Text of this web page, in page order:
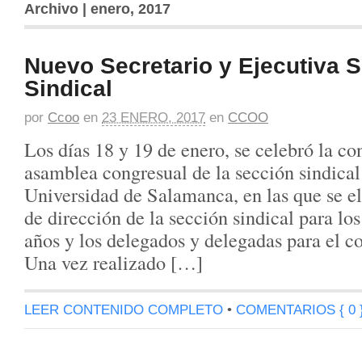
Archivo | enero, 2017
Nuevo Secretario y Ejecutiva
Sindical
por Ccoo en 23 ENERO, 2017 en CCOO
Los días 18 y 19 de enero, se celebró la
asamblea congresual de la sección
Universidad de Salamanca, en las que se
de dirección de la sección sindical para
años y los delegados y delegadas para el
Una vez realizado […]
LEER CONTENIDO COMPLETO • COMENTARIOS { 0